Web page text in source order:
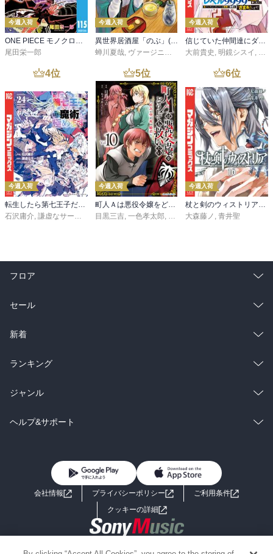
今週入荷
ONE PIECE モノクロ版 115
尾田栄一郎
今週入荷
異世界居酒屋「のぶ」(22)
蝉川夏哉, ヴァージニア二等兵 ,転
今週入荷
信じていた仲間達にダンジョン奥地で殺されかけたがギフト『無限ガチャ』でレベル９９９９の仲間達を手に入れて元パーティーメンバーと世界に復讐＆『ざまぁ！』します！（２３）
大前貴史 , 明鏡シスイ , ｔ
4位
今週入荷
転生したら第七王子だったので、気ままに魔術を極めます（２４）
石沢庸介, 謙虚なサークル メル。
5位
今週入荷
町人Ａは悪役令嬢をどうしても救いたい ～どぶと空と氷の姫君～１０【電子書店共通特典イラスト付】
目黒三吉, 一色孝太郎, Parum
6位
今週入荷
杖と剣のウィストリア（１６）
大森藤ノ , 青井聖
フロア
総合
ラノベ
雑誌・グラビア
BL・TL
セール
総合
ラノベ
雑誌・グラビア
BL・TL
新着
総合
ラノベ
雑誌・グラビア
ランキング
総合
ラノベ
ジャンル
コミック
ライトノベル 男子向けラノベ
小説
海外小説
ヘルプ&サポート
よくあるご質問 お問い合わせ
会社情報 プライバシーポリシー
ご利用条件
クッキーの詳細
Copyright 2017 - 2026 Sony Music Entertainment(Japan) Inc.